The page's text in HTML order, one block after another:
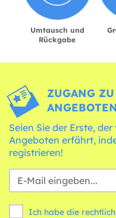
Umtausch und
Rückgabe
ZUGANG
Seien Sie der Erste,
Angeboten erfährt,
registrieren!
Ich habe die